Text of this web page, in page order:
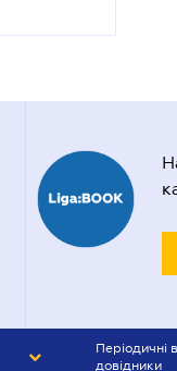
Періодичні
довідники